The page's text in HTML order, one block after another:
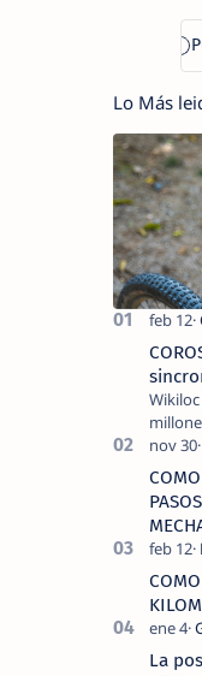
Lo Más
La